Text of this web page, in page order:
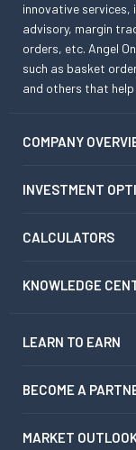
innovative services,
advisory, margin
orders, etc. Angel
such as basket
and others that
COMPANY
INVESTMENT
CALCULATORS
KNOWLEDGE
LEARN TO EARN
BECOME A
MARKET